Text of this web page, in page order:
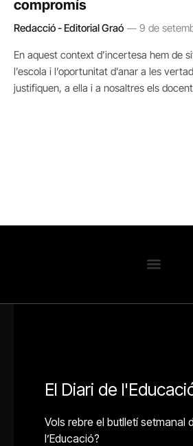
compromís
Redacció - Editorial Graó 9 de
En aquest context d’incertesa hem de
l’escola i l’oportunitat d’anar a les
justifiquen, a ella i a nosaltres els